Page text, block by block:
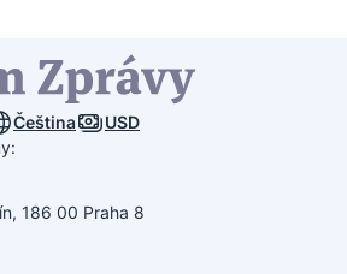
Čeština
USD
186 00 Praha 8